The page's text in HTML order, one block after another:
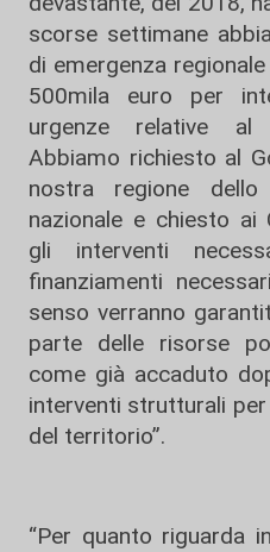
scorse settimane
di emergenza
500mila euro per
urgenze relative al
Abbiamo richiesto al
nostra regione
nazionale e chiesto ai
gli interventi
finanziamenti
senso verranno
parte delle risorse
come già accaduto
interventi strutturali
del territorio”.
“Per quanto riguarda